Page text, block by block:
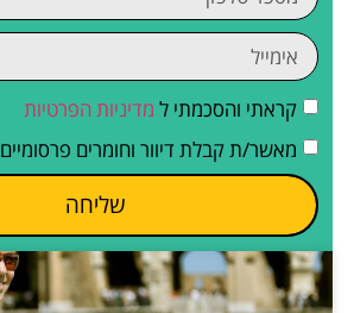
קראתי והסכמתי ל מדיניות הפרטיות
מאשר/ת קבלת דיוור וחומרים פרסומיים
שליחה